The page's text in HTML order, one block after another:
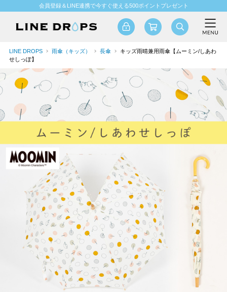
会員登録＆LINE連携で今すぐ使える500ポイントプレゼント
LINE DROPS 雨傘（キッズ） 長傘
キッズ雨晴兼用雨傘【ムーミン/しあわ
せしっぽ】